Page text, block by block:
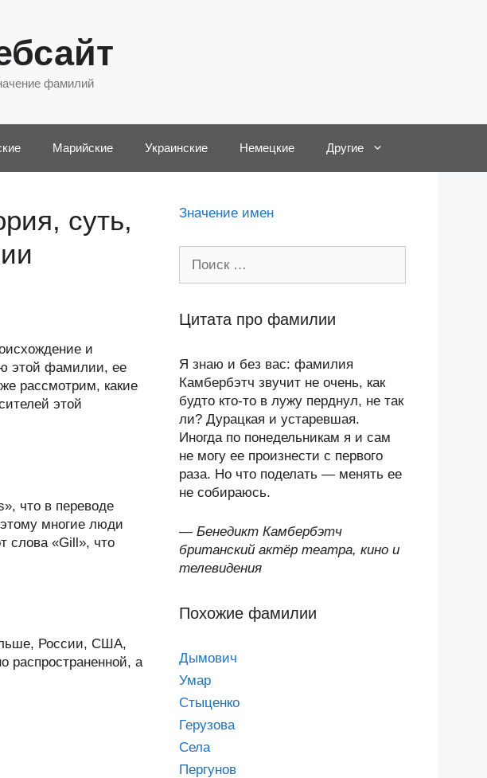
фамилий
Марийские Украинские Немецкие Другие
суть,
и
этой фамилии, ее
рассмотрим, какие
этой
что в переводе
многие люди
слова «Gill», что
России, США,
распространенной, а
Значение имен
Цитата про фамилии
Я знаю и без вас: фамилия
Камбербэтч звучит не очень, как
будто кто-то в лужу перднул, не так
ли? Дурацкая и устаревшая.
Иногда по понедельникам я и сам
не могу ее произнести с первого
раза. Но что поделать — менять ее
не собираюсь.
— Бенедикт Камбербэтч
британский актёр театра, кино и
телевидения
Похожие фамилии
Дымович
Умар
Стыценко
Герузова
Села
Пергунов